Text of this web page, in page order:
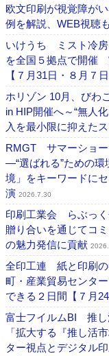
欧文印刷が視覚障が
例を解説、WEB視聴
いけうち ミスト冷房
を全国５拠点で開催
【７月31日・８月７日
ホリゾン 10月、びわ
in HIP開催へ～“無人
入を最小限に抑えた
RMGT サマーショー
―“選ばれる”ための環
境」をキーワードに
演 2026.7.30
印刷工業会 らぶっ
贈り合いを通じてコ
の魅力発信に貢献
全印工連 紙と印刷の
町・産業貿易センタ
できる２日間【７月
富士フイルムBI 推し
「拡大する『推し活
ター視点とデジタル